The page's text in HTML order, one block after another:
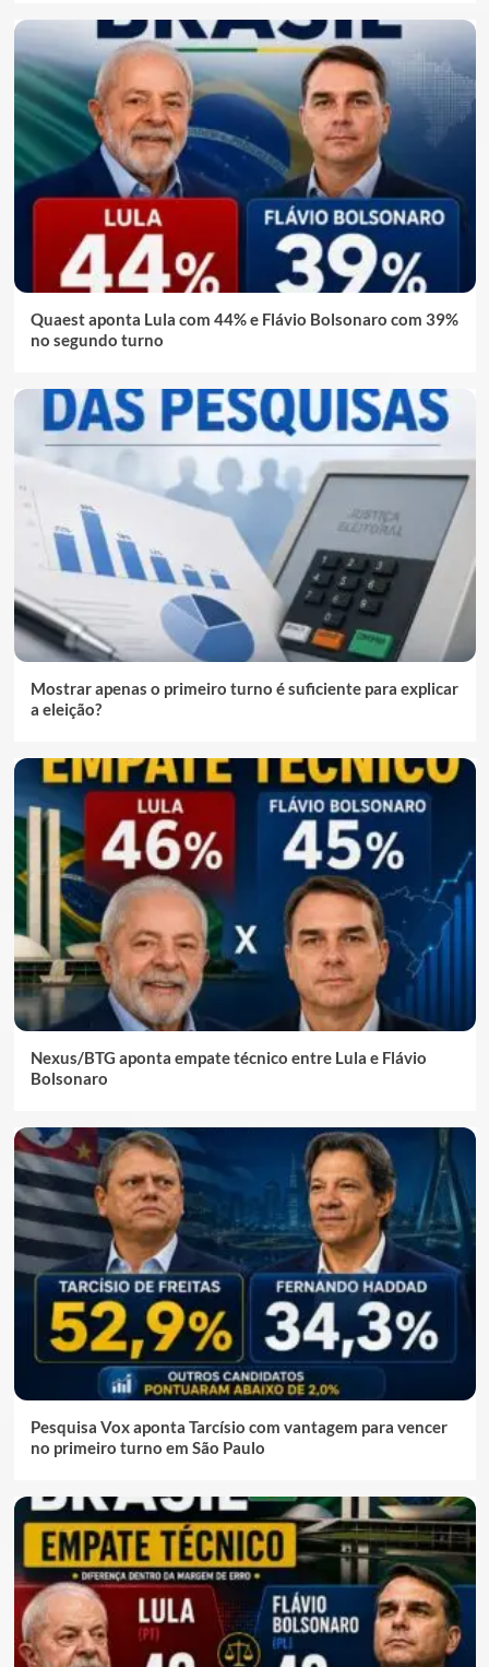
Quaest aponta Lula com 44% e Flávio Bolsonaro com 39%
no segundo turno
Mostrar apenas o primeiro turno é suficiente para explicar
a eleição?
Nexus/BTG aponta empate técnico entre Lula e Flávio
Bolsonaro
Pesquisa Vox aponta Tarcísio com vantagem para vencer
no primeiro turno em São Paulo